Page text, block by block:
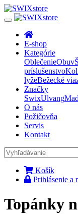
E-shop
Kategórie
OblečenieObuv
príslušenstvo
lyžeBežecké
Značky
SwixUlvang
O nás
Požičovňa
Servis
Kontakt
Košík
Prihlásenie a
Topánky